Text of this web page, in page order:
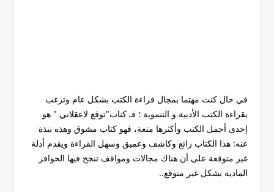
في حال كنت مهتما بمجال قراءة الكتب بشكل عام وترغب
بقراءة الكتب الأدبية و التنموية ؛ فـ كتاب"توقع لاعقلاني " هو
إحدى أجمل الكتب وأكثرها متعة، فهو كتاب مشوق وهذه نبذة
عنه: هذا الكتاب رائع وكاشف وعميق وسهل القراءة ويقدم أدلة
غير متوقعة على أن هناك مجالات ومواقف تنجح فيها الحوافز
المادية بشكل غير متوقع..